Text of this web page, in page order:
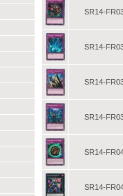
SR14-
SR14-
SR14-
SR14-
SR14-
SR14-